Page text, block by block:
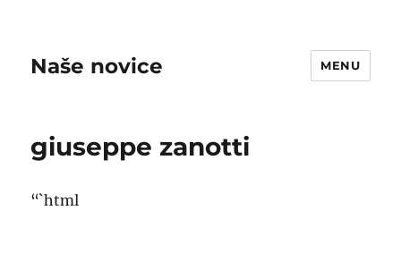
Naše novice MENU
giuseppe zanotti
“`html